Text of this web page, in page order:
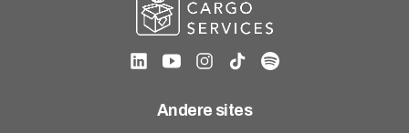
Andere sites